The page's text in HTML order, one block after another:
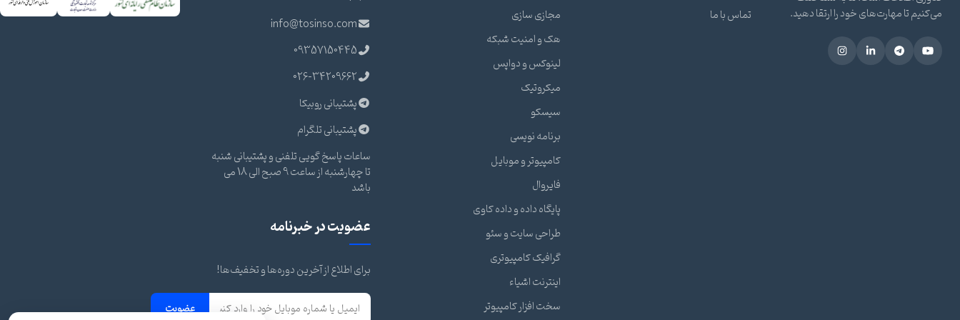
می‌کنیم تا مهارت‌های خود را ارتقا دهید.
تماس با ما
مجازی سازی
هک و امنیت شبکه
لینوکس و دواپس
میکروتیک
سیسکو
برنامه نویسی
کامپیوتر و موبایل
فایروال
پایگاه داده و داده کاوی
طراحی سایت و سئو
گرافیک کامپیوتری
اینترنت اشیاء
سخت افزار کامپیوتر
info@tosinso.com
09357150445
026-34209662
پشتیبانی روبیکا
پشتیبانی تلگرام
ساعات پاسخ گویی تلفنی و پشتیبانی شنبه
تا چهارشنبه از ساعت 9 صبح الی 18 می
باشد
عضویت در خبرنامه
برای اطلاع از آخرین دوره‌ها و تخفیف‌ها!
عضویت